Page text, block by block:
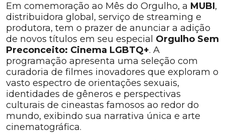
Em comemoração ao Mês do Orgulho, a MUBI,
distribuidora global, serviço de streaming e
produtora, tem o prazer de anunciar a adição
de novos títulos em seu especial Orgulho Sem
Preconceito: Cinema LGBTQ+. A
programação apresenta uma seleção com
curadoria de filmes inovadores que exploram o
vasto espectro de orientações sexuais,
identidades de gêneros e perspectivas
culturais de cineastas famosos ao redor do
mundo, exibindo sua narrativa única e arte
cinematográfica.